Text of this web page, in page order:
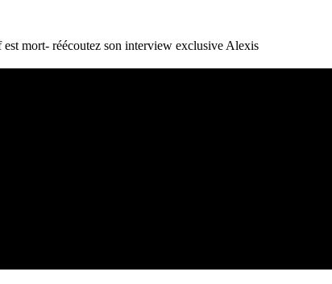
mort- réécoutez son interview exclusive Alexis